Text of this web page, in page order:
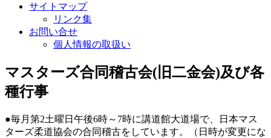
サイトマップ
リンク集
お問い合せ
個人情報の取扱い
マスターズ合同稽古会(旧二金会)及び各
種行事
●毎月第2土曜日午後6時～7時に講道館大道場で、日本マス
ターズ柔道協会の合同稽古をしています。（日時が変更にな